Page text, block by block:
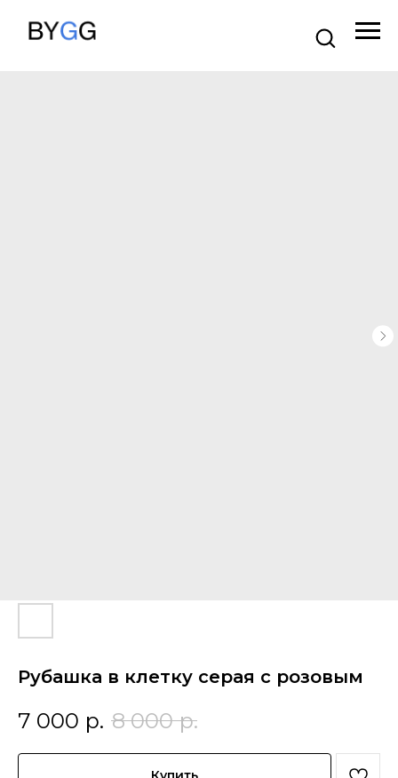
Рубашка в клетку серая с розовым
7 000 р. 8 000 р.